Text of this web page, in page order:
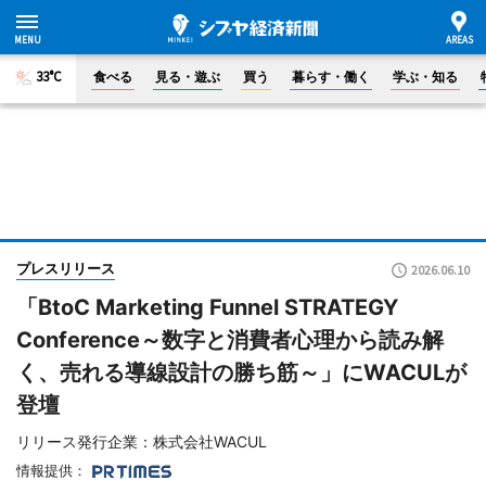
33°C 食べる 見る・遊ぶ 買う 暮らす・働く 学ぶ・知る
プレスリリース 2026.06.10
「BtoC Marketing Funnel STRATEGY
Conference～数字と消費者心理から読み解
く、売れる導線設計の勝ち筋～」にWACULが
登壇
リリース発行企業：株式会社WACUL
情報提供：